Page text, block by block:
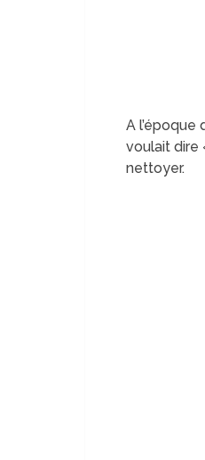
A
voulait dire
nettoyer.